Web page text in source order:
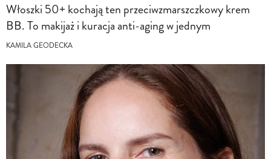
Włoszki 50+ kochają ten przeciwzmarszczkowy krem
BB. To makijaż i kuracja anti-aging w jednym
KAMILA GEODECKA